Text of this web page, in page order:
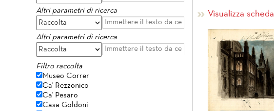
Altri parametri di ricerca
Altri parametri di ricerca
Filtro raccolta
Museo Correr
Ca' Rezzonico
Ca' Pesaro
Casa Goldoni
Visualizza scheda